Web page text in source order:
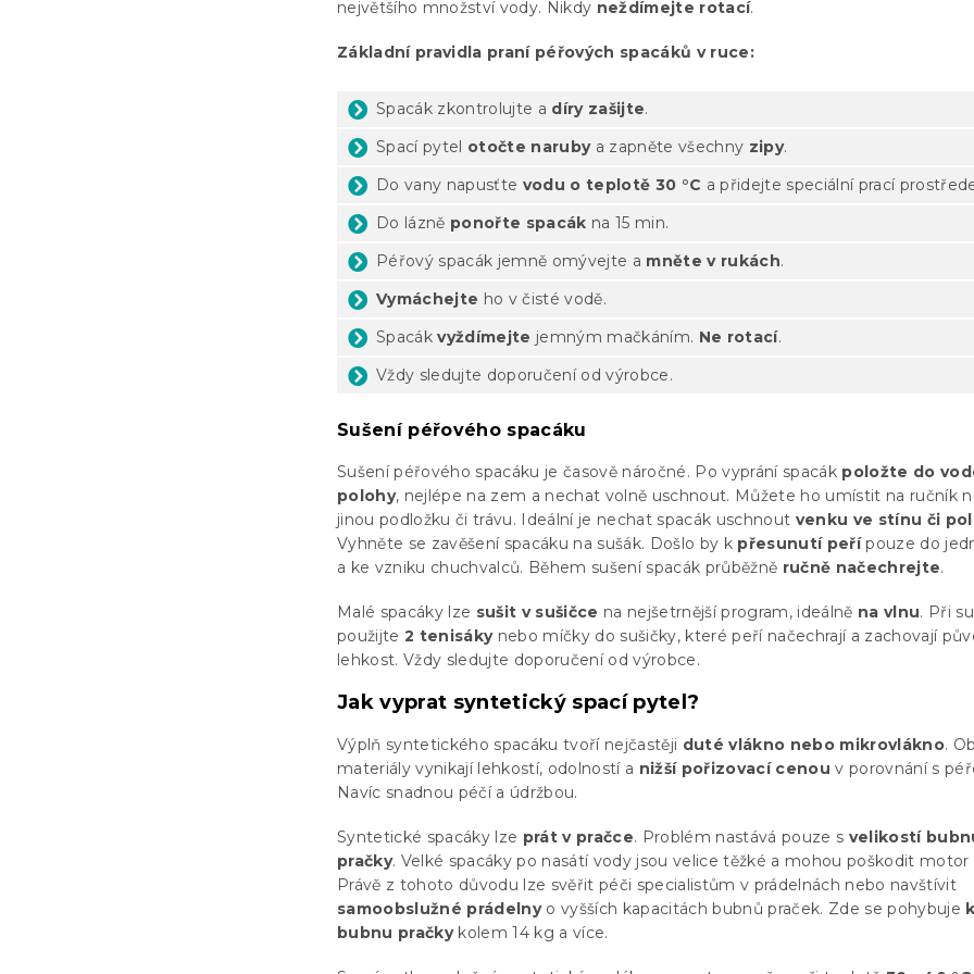
největšího množství vody. Nikdy neždímejte rotací.
Základní pravidla praní péřových spacáků v ruce:
Spacák zkontrolujte a díry zašijte.
Spací pytel otočte narubya zapněte všechny zipy.
Do vany napusťte vodu o teplotě 30 °C a přidejte speciální prací
Do lázně ponořte spacák na 15 min.
Péřový spacák jemně omývejte a mněte v rukách.
Vymáchejte ho v čisté vodě.
Spacákvyždímejte jemným mačkáním. Ne rotací.
Vždy sledujte doporučení od výrobce.
Sušení péřového spacáku
Sušení péřového spacáku je časově náročné. Po vyprání spacák položte do
polohy, nejlépe na zem a nechat volně uschnout. Můžete ho umístit na ručník
jinou podložku či trávu. Ideální je nechat spacák uschnout venku ve stínu či
Vyhněte se zavěšení spacáku na sušák. Došlo by k přesunutí peřípouze do
a ke vzniku chuchvalců. Během sušení spacák průběžně ručně načechrejte.
Malé spacáky lze sušit v sušičce na nejšetrnější program, ideálně na vlnu. Při
použijte 2 tenisákynebo míčky do sušičky, které peří načechrají a zachovají
lehkost. Vždy sledujte doporučení od výrobce.
Jak vyprat syntetický spací pytel?
Výplň syntetického spacáku tvoří nejčastěji duté vlákno nebo mikrovlákno.
materiály vynikají lehkostí, odolností a nižší pořizovací cenou v porovnání s
Navíc snadnou péčí a údržbou.
Syntetické spacáky lze prát v pračce. Problém nastává pouze s velikostí
pračky. Velké spacáky po nasátí vody jsou velice těžké a mohou poškodit motor
Právě z tohoto důvodu lze svěřit péči specialistům v prádelnách nebo navštívit
samoobslužné prádelnyo vyšších kapacitách bubnů praček. Zde se pohybuje
bubnu pračkykolem 14 kg a více.